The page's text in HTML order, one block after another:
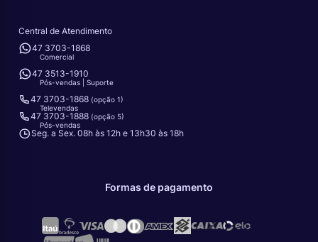
Central de Atendimento
47 3703-1868
Comercial
47 3513-1910
Pós-vendas | Suporte
47 3703-1868 (opção 1)
Televendas
47 3703-1888 (opção 5)
Pós-vendas
Seg. a Sex. 08h às 12h e 13h30 às 18h
Formas de pagamento